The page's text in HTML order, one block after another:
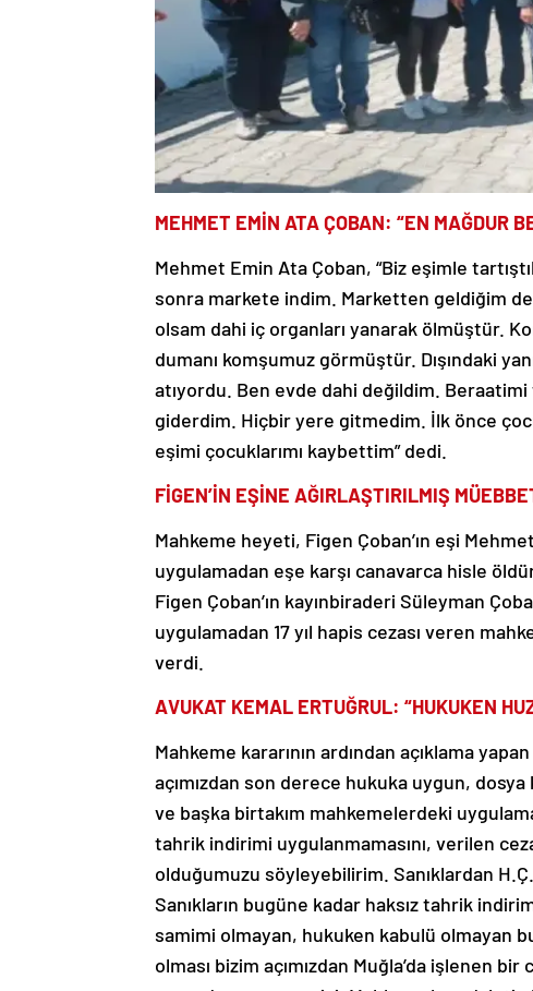
MEHMET EMİN ATA ÇOBAN: “EN MAĞDUR
Mehmet Emin Ata Çoban, “Biz eşimle
sonra markete indim. Marketten geldiğim de
olsam dahi iç organları yanarak ölmüştür.
dumanı komşumuz görmüştür. Dışındaki
atıyordu. Ben evde dahi değildim.
giderdim. Hiçbir yere gitmedim. İlk önce
eşimi çocuklarımı kaybettim” dedi.
FİGEN’İN EŞİNE AĞIRLAŞTIRILMIŞ
Mahkeme heyeti, Figen Çoban’ın eşi
uygulamadan eşe karşı canavarca hisle
Figen Çoban’ın kayınbiraderi Süleyman
uygulamadan 17 yıl hapis cezası veren
verdi.
AVUKAT KEMAL ERTUĞRUL: “HUKUKEN
Mahkeme kararının ardından açıklama
açımızdan son derece hukuka uygun,
ve başka birtakım mahkemelerdeki
tahrik indirimi uygulanmamasını, verilen
olduğumuzu söyleyebilirim. Sanıklardan
Sanıkların bugüne kadar haksız tahrik
samimi olmayan, hukuken kabulü olmayan
olması bizim açımızdan Muğla’da işlenen